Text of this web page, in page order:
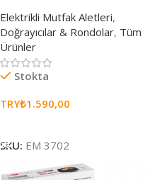
Elektrikli Mutfak Aletleri,
Doğrayıcılar & Rondolar, Tüm
Ürünler
Stokta
TRY₺1.590,00
SKU: EM 3702